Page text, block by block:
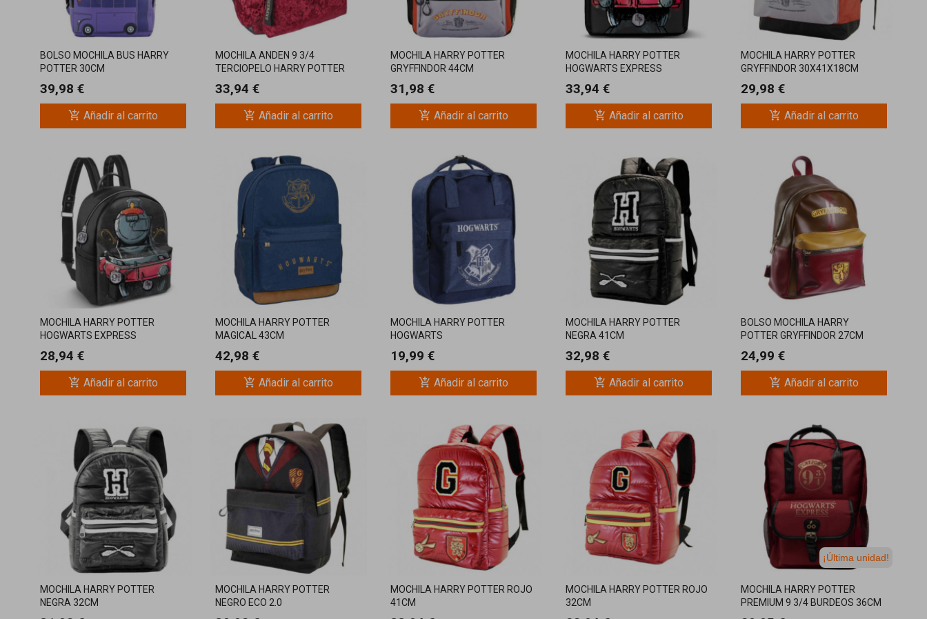
BOLSO MOCHILA BUS HARRY
POTTER 30CM
39,98 €
add_shopping_cart Añadir al carrito
MOCHILA ANDEN 9 3/4
TERCIOPELO HARRY POTTER
33,94 €
add_shopping_cart Añadir al carrito
MOCHILA HARRY POTTER
GRYFFINDOR 44CM
31,98 €
add_shopping_cart Añadir al carrito
MOCHILA HARRY POTTER
HOGWARTS EXPRESS
33,94 €
add_shopping_cart Añadir al carrito
MOCHILA HARRY POTTER
GRYFFINDOR 30X41X18CM
29,98 €
add_shopping_cart Añadir al carrito
MOCHILA HARRY POTTER
HOGWARTS EXPRESS
28,94 €
add_shopping_cart Añadir al carrito
MOCHILA HARRY POTTER
MAGICAL 43CM
42,98 €
add_shopping_cart Añadir al carrito
MOCHILA HARRY POTTER
HOGWARTS
19,99 €
add_shopping_cart Añadir al carrito
MOCHILA HARRY POTTER
NEGRA 41CM
32,98 €
add_shopping_cart Añadir al carrito
BOLSO MOCHILA HARRY
POTTER GRYFFINDOR 27CM
24,99 €
add_shopping_cart Añadir al carrito
MOCHILA HARRY POTTER
NEGRA 32CM
MOCHILA HARRY POTTER
NEGRO ECO 2.0
MOCHILA HARRY POTTER ROJO
41CM
MOCHILA HARRY POTTER ROJO
32CM
¡Última unidad!
MOCHILA HARRY POTTER
PREMIUM 9 3/4 BURDEOS 36CM